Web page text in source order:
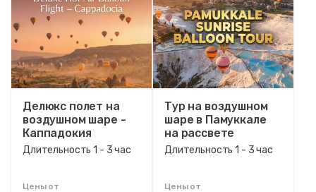
Делюкс полет на
воздушном шаре -
Каппадокия
Длительность 1 - 3 час
Цены от
Тур на воздушном
шаре в Памуккале
на рассвете
Длительность 1 - 3 час
Цены от